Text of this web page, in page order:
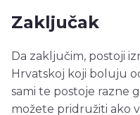
Zaključak
Da zaključim, postoji
Hrvatskoj koji boluju
sami te postoje razne
možete pridružiti ako